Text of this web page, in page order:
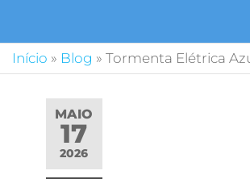
Início » Blog » Tormenta Elétrica
MAIO
17
2026